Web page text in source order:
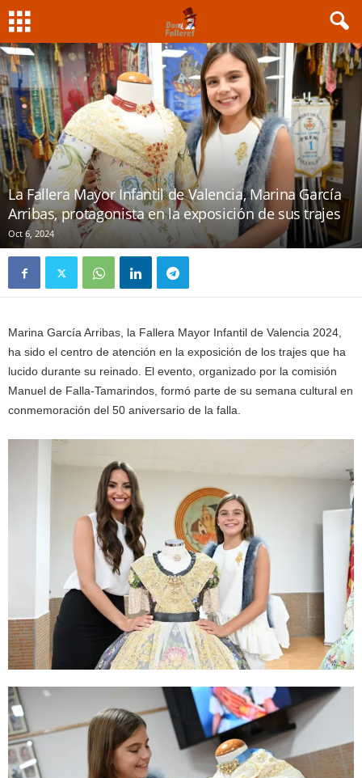
La Fallera Mayor Infantil de Valencia, Marina García
Arribas, protagonista en la exposición de sus trajes
Oct 6, 2024
Marina García Arribas, la Fallera Mayor Infantil de Valencia 2024,
ha sido el centro de atención en la exposición de los trajes que ha
lucido durante su reinado. El evento, organizado por la comisión
Manuel de Falla-Tamarindos, formó parte de su semana cultural en
conmemoración del 50 aniversario de la falla.